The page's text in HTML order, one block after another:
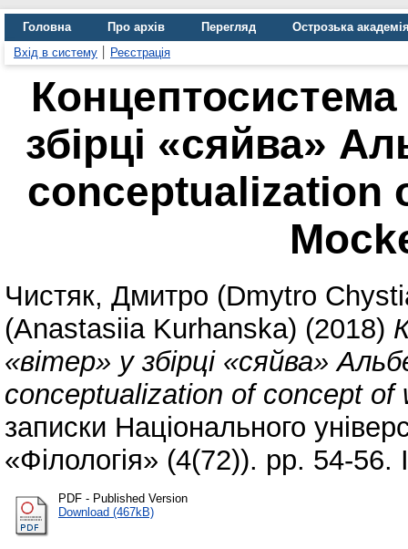
Головна Про архів Перегляд
Острозька
Вхід в систему
Реєстрація
Концептосистема
збірці «сяйва»
conceptualization
Чистяк, Дмитро (Dmytro
(Anastasiia Kurhanska) (2018)
«вітер» у збірці «сяйва»
conceptualization of concept of
записки Національного
«Філологія» (4(72)). pp. 54-
PDF - Published Version
Download (467kB)